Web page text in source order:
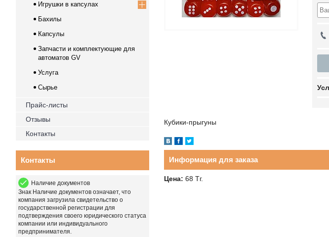
Кубики-прыгуны
Информация для заказа
Цена: 68 Тг.
Игрушки в капсулах
Бахилы
Капсулы
Запчасти и комплектующие для
автоматов GV
Услуга
Сырье
Прайс-листы
Отзывы
Контакты
Контакты
Наличие документов
Знак Наличие документов означает, что
компания загрузила свидетельство о
государственной регистрации для
подтверждения своего юридического статуса
компании или индивидуального
предпринимателя.